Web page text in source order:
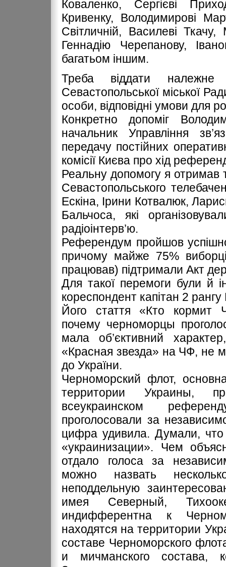
Коваленко, Сергієві
Кривенку, Володимирові
Світличній, Василеві Ткачу,
Геннадію Черепанову,
багатьом іншим.
Треба віддати
Севастопольської міської
особи, відповідні умови для
Конкретно допоміг
начальник Управління
передачу постійних
комісії Києва про хід
Реальну допомогу я отримав
Севастопольського
Ескіна, Ірини Котвалюк,
Бальчоса, які
радіоінтерв’ю.
Референдум пройшов
причому майже 75%
працював) підтримали Акт
Для такої перемоги були й
кореспондент капітан 2
Його стаття «Кто кормит
почему черноморцы
мала об’єктивний
«Красная звезда» на ЧФ, не
до України.
Черноморский флот,
территории Украины,
всеукраинском
проголосовали за
цифра удивила. Думали, что
«украинизации». Чем
отдало голоса за
можно назвать
неподдельную
имея Северный,
индифферентна к
находятся на территории
составе Черноморского
и мичманского состава,